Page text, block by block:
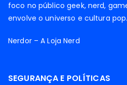
foco no público geek, nerd,
envolve o universo e cultura pop.
Nerdor – A Loja Nerd
SEGURANÇA E POLÍTICAS